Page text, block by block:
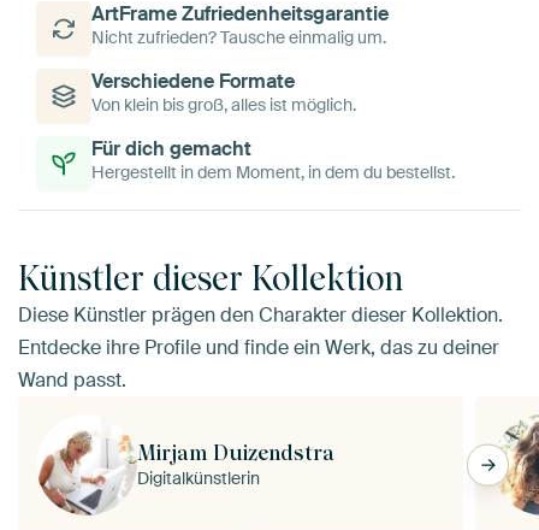
ArtFrame Zufriedenheitsgarantie
Nicht zufrieden? Tausche einmalig um.
Verschiedene Formate
Von klein bis groß, alles ist möglich.
Für dich gemacht
Hergestellt in dem Moment, in dem du bestellst.
Künstler dieser Kollektion
Diese Künstler prägen den Charakter dieser Kollektion.
Entdecke ihre Profile und finde ein Werk, das zu deiner
Wand passt.
Mirjam Duizendstra
Digitalkünstlerin